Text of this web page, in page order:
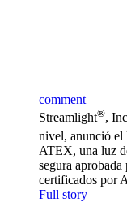
comment
Streamlight®,
nivel, anunció el
ATEX, una luz
segura
certificados por
Full story